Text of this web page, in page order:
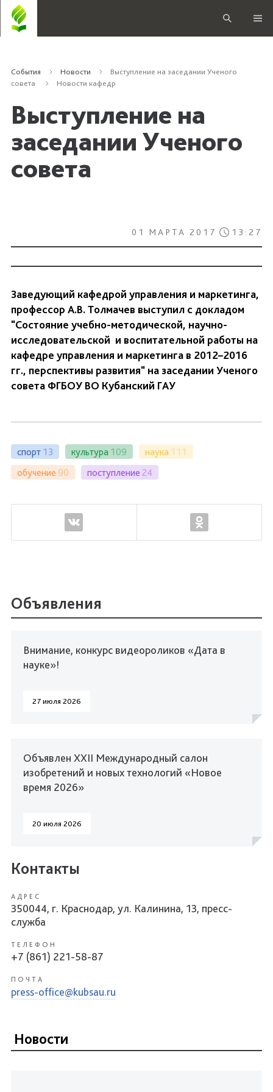
События Новости
Выступление на заседании Ученого
совета
Новости кафедр
Выступление на
заседании Ученого
совета
01 МАРТА 2017 13:27
Заведующий кафедрой управления и маркетинга,
профессор А.В. Толмачев выступил с докладом
"Состояние учебно-методической, научно-
исследовательской и воспитательной работы на
кафедре управления и маркетинга в 2012–2016
гг., перспективы развития" на заседании Ученого
совета ФГБОУ ВО Кубанский ГАУ
спорт 13 культура 109 наука 111
обучение 90 поступление 24
Объявления
Внимание, конкурс видеороликов «Дата в
науке»!
27 июля 2026
Объявлен XXII Международный салон
изобретений и новых технологий «Новое
время 2026»
20 июля 2026
Контакты
АДРЕС
350044, г. Краснодар, ул. Калинина, 13, пресс-
служба
ТЕЛЕФОН
+7 (861) 221-58-87
ПОЧТА
press-office@kubsau.ru
Новости